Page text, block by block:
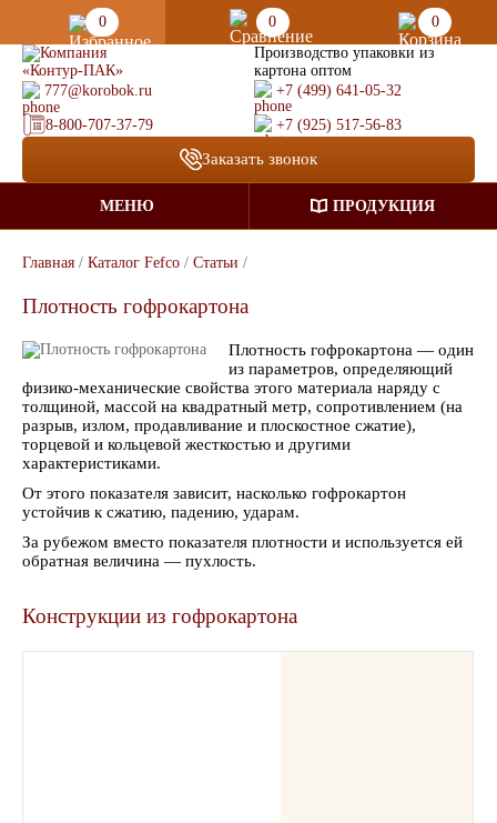
0 0
0
Производство упаковки из
картона оптом
777@korobok.ru
+7 (499) 641-05-32
8-800-707-37-79 +7 (925) 517-56-83
Заказать звонок
МЕНЮ ПРОДУКЦИЯ
Главная / Каталог Fefco / Статьи /
Плотность гофрокартона
Плотность гофрокартона — один
из параметров, определяющий
физико-механические свойства этого материала наряду с
толщиной, массой на квадратный метр, сопротивлением (на
разрыв, излом, продавливание и плоскостное сжатие),
торцевой и кольцевой жесткостью и другими
характеристиками.
От этого показателя зависит, насколько гофрокартон
устойчив к сжатию, падению, ударам.
За рубежом вместо показателя плотности и используется ей
обратная величина — пухлость.
Конструкции из гофрокартона